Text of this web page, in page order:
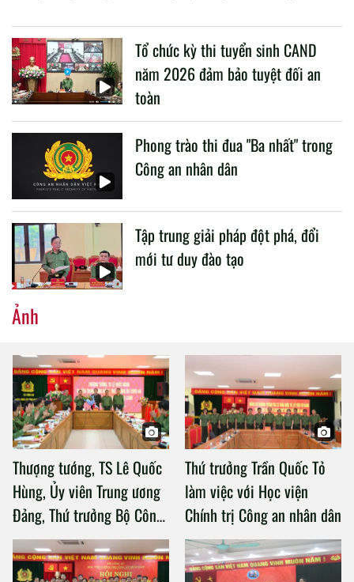
liên quan đến công tác giáo dục và đào tạo của lực lượng
CAND.
Tổ chức kỳ thi tuyển sinh CAND
năm 2026 đảm bảo tuyệt đối an
toàn
Phong trào thi đua "Ba nhất" trong
Công an nhân dân
Tập trung giải pháp đột phá, đổi
mới tư duy đào tạo
Ảnh
Thượng tướng, TS Lê Quốc
Hùng, Ủy viên Trung ương
Đảng, Thứ trưởng Bộ Công
an làm việc với Học viện
Chính trị Công an nhân dân
Thứ trưởng Trần Quốc Tỏ
làm việc với Học viện
Chính trị Công an nhân dân